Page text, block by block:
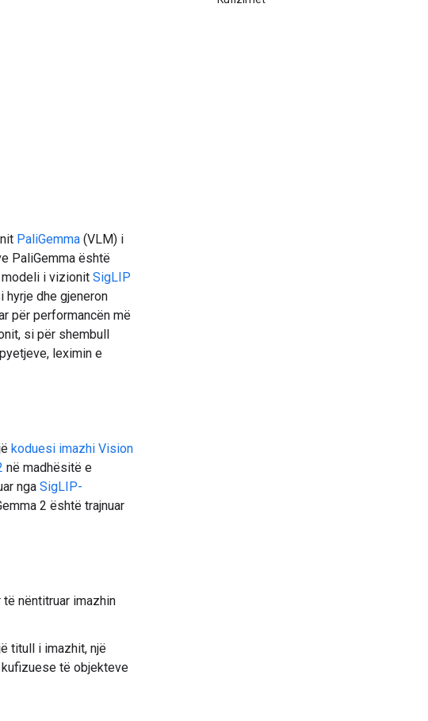
PaliGemma (VLM) i
PaliGemma është
modeli i vizionit SigLIP
hyrje dhe gjeneron
për performancën më
si për shembull
leximin e
koduesi imazhi Vision
në madhësitë e
nga SigLIP-
2 është trajnuar
nëntitruar imazhin
titull i imazhit, një
të objekteve